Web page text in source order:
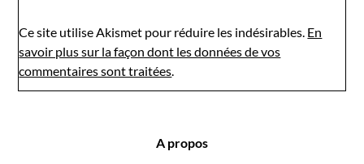
Ce site utilise Akismet pour réduire les indésirables. En
savoir plus sur la façon dont les données de vos
commentaires sont traitées.
A propos